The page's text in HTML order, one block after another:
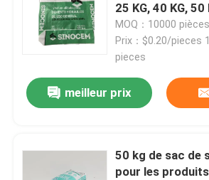
Sacs de empaquetage
Sac de emballage d'engrais
Sacs d'emballage de sable
25 KG, 40 KG, 50
personnalisée
MOQ：10000 pièces
Prix：$0.20/pieces
pieces
meilleur prix
50 kg de sac de
pour les